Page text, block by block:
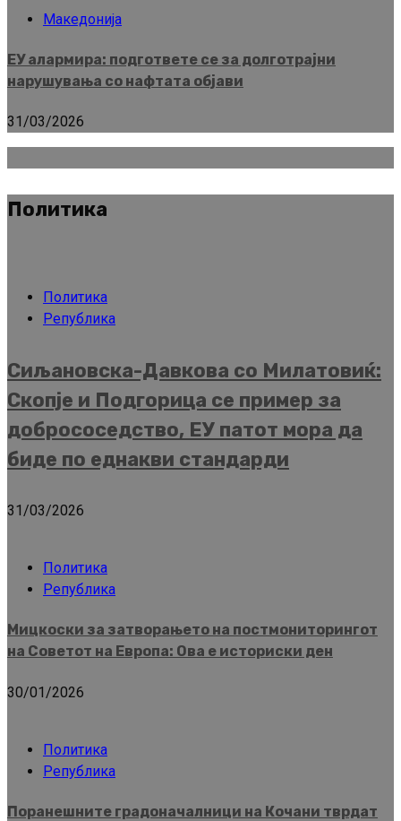
Македонија
ЕУ алармира: подгответе се за долготрајни
нарушувања со нафтата објави
31/03/2026
Политика
Политика
Република
Сиљановска-Давкова со Милатовиќ:
Скопје и Подгорица се пример за
добрососедство, ЕУ патот мора да
биде по еднакви стандарди
31/03/2026
Политика
Република
Мицкоски за затворањето на постмониторингот
на Советот на Европа: Ова е историски ден
30/01/2026
Политика
Република
Поранешните градоначалници на Кочани тврдат